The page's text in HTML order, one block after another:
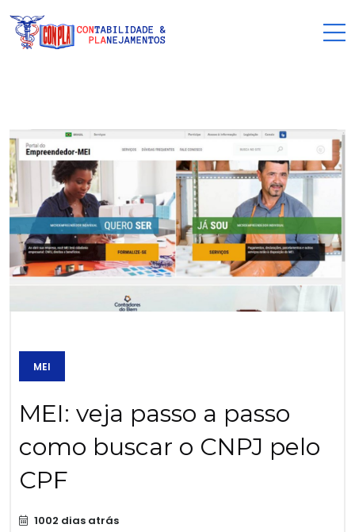
MEI
MEI: veja passo a passo
como buscar o CNPJ pelo
CPF
1002 dias atrás